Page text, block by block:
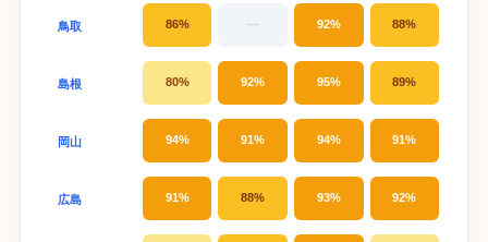
鳥取 86% — 92% 88%
島根 80% 92% 95% 89%
岡山 94% 91% 94% 91%
広島 91% 88% 93% 92%